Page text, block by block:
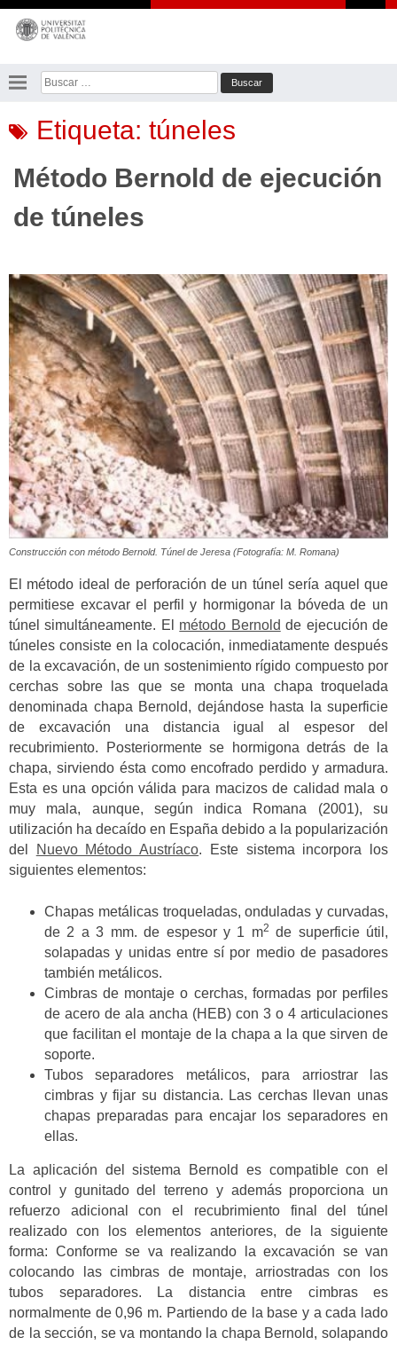
Saltar
contenido
Buscar:
Etiqueta: túneles
Método Bernold de ejecución
de túneles
Construcción con método Bernold. Túnel de Jeresa (Fotografía: M. Romana)
El método ideal de perforación de un túnel sería aquel que
permitiese excavar el perfil y hormigonar la bóveda de un
túnel simultáneamente. El método Bernold de ejecución de
túneles consiste en la colocación, inmediatamente después
de la excavación, de un sostenimiento rígido compuesto por
cerchas sobre las que se monta una chapa troquelada
denominada chapa Bernold, dejándose hasta la superficie
de excavación una distancia igual al espesor del
recubrimiento. Posteriormente se hormigona detrás de la
chapa, sirviendo ésta como encofrado perdido y armadura.
Esta es una opción válida para macizos de calidad mala o
muy mala, aunque, según indica Romana (2001), su
utilización ha decaído en España debido a la popularización
del
Nuevo Método Austríaco. Este sistema incorpora los
siguientes elementos:
Chapas metálicas troqueladas, onduladas y curvadas,
de 2 a 3 mm. de espesor y 1 m2
de superficie útil,
solapadas y unidas entre sí por medio de pasadores
también metálicos.
Cimbras de montaje o cerchas, formadas por perfiles
de acero de ala ancha (HEB) con 3 o 4 articulaciones
que facilitan el montaje de la chapa a la que sirven de
soporte.
Tubos separadores metálicos, para arriostrar las
cimbras y fijar su distancia. Las cerchas llevan unas
chapas preparadas para encajar los separadores en
ellas.
La aplicación del sistema Bernold es compatible con el
control y gunitado del terreno y además proporciona un
refuerzo adicional con el recubrimiento final del túnel
realizado con los elementos anteriores, de la siguiente
forma: Conforme se va realizando la excavación se van
colocando las cimbras de montaje, arriostradas con los
tubos separadores. La distancia entre cimbras es
normalmente de 0,96 m. Partiendo de la base y a cada lado
de la sección, se va montando la chapa Bernold, solapando